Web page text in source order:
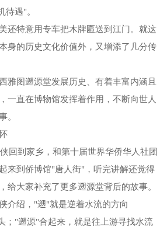
待遇"。
还特意用专车把木牌匾送到江门。就这
身的历史文化价值外，又增添了几分传
雅图遡源堂发展历史、有着丰富内涵且
一直在博物馆发挥着作用，不断向世人
。
回到家乡，和第十届世界华侨华人社团
来到侨博馆"唐人街"，听完讲解还觉得
给大家补充了更多遡源堂背后的故事。
介绍，"遡"就是逆着水流的方向
；"遡源"合起来，就是往上游寻找水流